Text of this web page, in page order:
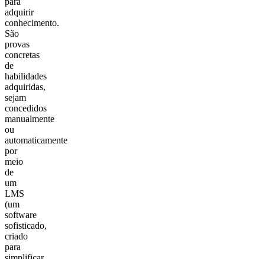
adquirir
conhecimento.
São
provas
concretas
de
habilidades
adquiridas,
sejam
concedidos
manualmente
ou
automaticamente
por
meio
de
um
LMS
(um
software
sofisticado,
criado
para